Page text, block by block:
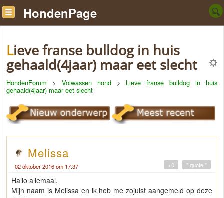
HondenPage
Lieve franse bulldog in huis
gehaald(4jaar) maar eet slecht
HondenForum > Volwassen hond> Lieve franse bulldog in huis
gehaald(4jaar) maar eet slecht
Melissa
02 oktober 2016 om 17:37 " quote "
+0
Hallo allemaal,
Mijn naam is Melissa en ik heb me zojuist aangemeld op deze